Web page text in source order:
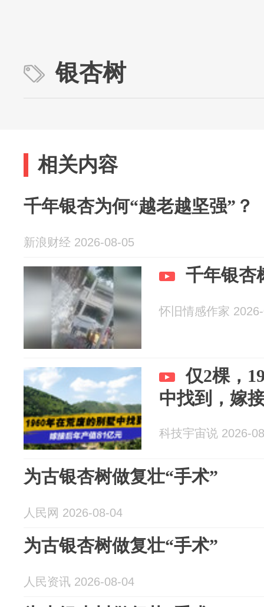
银杏树
相关内容
千年银杏为何“越老越坚强”？
新浪财经 2026-08-05
千年银杏
怀旧情感作家
仅2棵，
中找到，嫁
科技宇宙说 2026-
为古银杏树做复壮“手术”
人民网 2026-08-04
为古银杏树做复壮“手术”
人民资讯 2026-08-04